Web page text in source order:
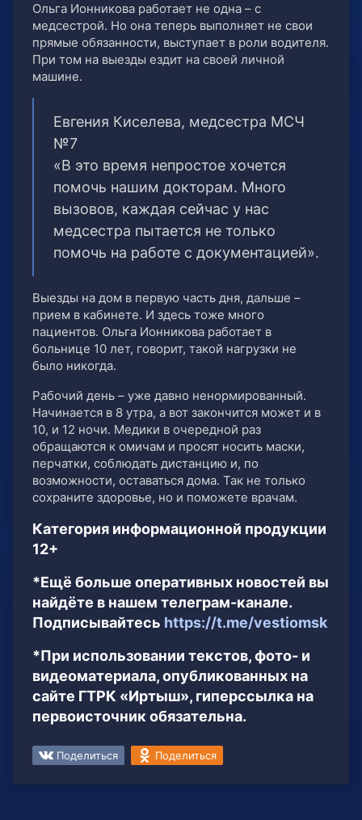
Ольга Ионникова работает не одна – с
медсестрой. Но она теперь выполняет не свои
прямые обязанности, выступает в роли водителя.
При том на выезды ездит на своей личной
машине.
Евгения Киселева, медсестра МСЧ
№7
«В это время непростое хочется
помочь нашим докторам. Много
вызовов, каждая сейчас у нас
медсестра пытается не только
помочь на работе с документацией».
Выезды на дом в первую часть дня, дальше –
прием в кабинете. И здесь тоже много
пациентов. Ольга Ионникова работает в
больнице 10 лет, говорит, такой нагрузки не
было никогда.
Рабочий день – уже давно ненормированный.
Начинается в 8 утра, а вот закончится может и в
10, и 12 ночи. Медики в очередной раз
обращаются к омичам и просят носить маски,
перчатки, соблюдать дистанцию и, по
возможности, оставаться дома. Так не только
сохраните здоровье, но и поможете врачам.
Категория информационной продукции
12+
*Ещё больше оперативных новостей вы
найдёте в нашем телеграм-канале.
Подписывайтесь https://t.me/vestiomsk
*При использовании текстов, фото- и
видеоматериала, опубликованных на
сайте ГТРК «Иртыш», гиперссылка на
первоисточник обязательна.
Поделиться Поделиться